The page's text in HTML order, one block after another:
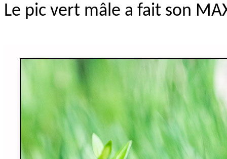
Le pic vert mâle a fait son